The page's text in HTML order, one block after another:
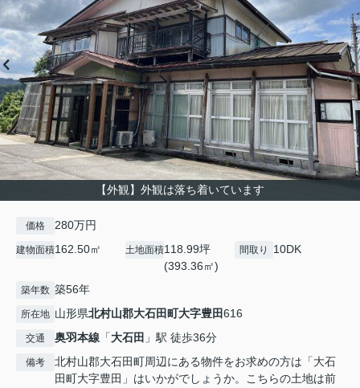
【外観】外観は落ち着いています
価格 280万円
建物面積162.50㎡ 土地面積118.99坪
(393.36㎡)
間取り 10DK
築年数 築56年
所在地 山形県北村山郡大石田町大字豊田616
交通 奥羽本線 「大石田 」駅 徒歩36分
備考
北村山郡大石田町周辺にある物件をお求めの方は「大石
田町大字豊田」はいかがでしょうか。こちらの土地は前